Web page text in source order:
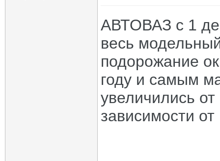
АВТОВАЗ с 1
весь
подорожание
году и самым
увеличились
зависимости